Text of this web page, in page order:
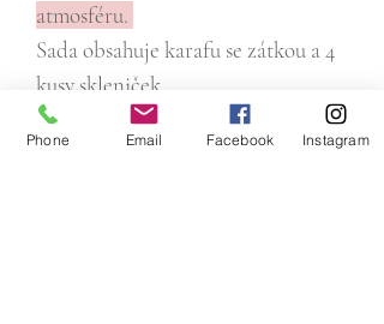
atmosféru.
Sada obsahuje karafu se zátkou a 4
kusy skleniček.
Phone Email Facebook Instagram